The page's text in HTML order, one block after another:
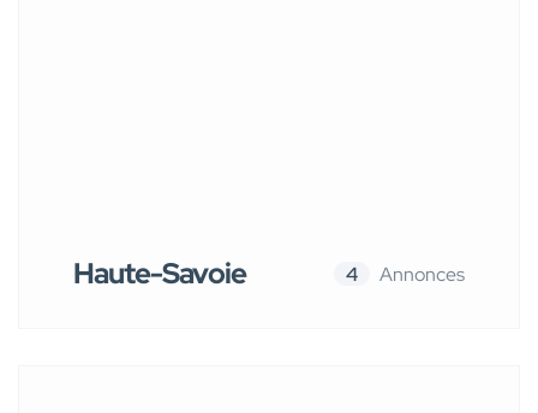
Haute-Savoie 4 Annonces